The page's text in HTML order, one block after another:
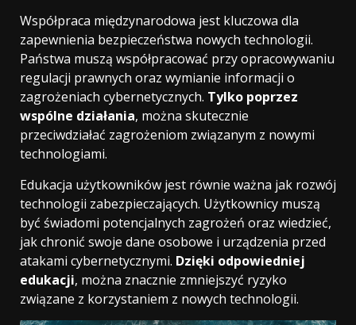
Współpraca międzynarodowa jest kluczowa dla
zapewnienia bezpieczeństwa nowych technologii.
Państwa muszą współpracować przy opracowywaniu
regulacji prawnych oraz wymianie informacji o
zagrożeniach cybernetycznych. Tylko poprzez
wspólne działania, można skutecznie
przeciwdziałać zagrożeniom związanym z nowymi
technologiami.
Edukacja użytkowników jest równie ważna jak rozwój
technologii zabezpieczających. Użytkownicy muszą
być świadomi potencjalnych zagrożeń oraz wiedzieć,
jak chronić swoje dane osobowe i urządzenia przed
atakami cybernetycznymi. Dzięki odpowiedniej
edukacji, można znacznie zmniejszyć ryzyko
związane z korzystaniem z nowych technologii.